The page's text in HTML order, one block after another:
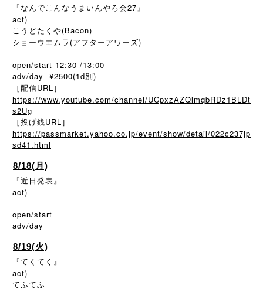
『なんでこんなうまいんやろ会27』
act)
こうどたくや(Bacon)
ショーウエムラ(アフターアワーズ)
open/start 12:30 /13:00
adv/day ¥2500(1d別)
［配信URL］
https://www.youtube.com/channel/UCpxzAZQlmqbRDz1BLDt
s2Ug
［投げ銭URL］
https://passmarket.yahoo.co.jp/event/show/detail/022c237jp
sd41.html
8/18(月)
『近日発表』
act)
open/start
adv/day
8/19(火)
『てくてく』
act)
てふてふ